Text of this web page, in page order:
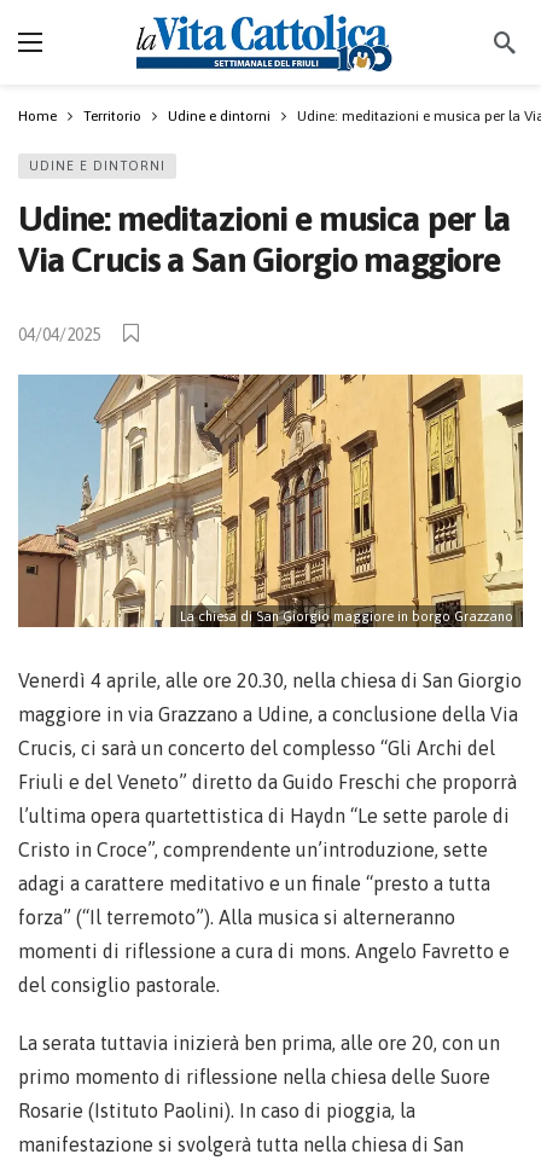
Home Territorio Udine e dintorni Udine: meditazioni e musica per la
UDINE E DINTORNI
Udine: meditazioni e musica per la
Via Crucis a San Giorgio maggiore
04/04/2025
La chiesa di San Giorgio maggiore in borgo Grazzano
Venerdì 4 aprile, alle ore 20.30, nella chiesa di San Giorgio
maggiore in via Grazzano a Udine, a conclusione della Via
Crucis, ci sarà un concerto del complesso “Gli Archi del
Friuli e del Veneto” diretto da Guido Freschi che proporrà
l’ultima opera quartettistica di Haydn “Le sette parole di
Cristo in Croce”, comprendente un’introduzione, sette
adagi a carattere meditativo e un finale “presto a tutta
forza” (“Il terremoto”). Alla musica si alterneranno
momenti di riflessione a cura di mons. Angelo Favretto e
del consiglio pastorale.
La serata tuttavia inizierà ben prima, alle ore 20, con un
primo momento di riflessione nella chiesa delle Suore
Rosarie (Istituto Paolini). In caso di pioggia, la
manifestazione si svolgerà tutta nella chiesa di San